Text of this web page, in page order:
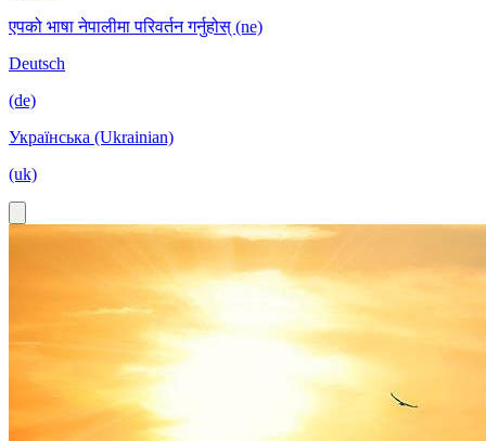
एपको भाषा नेपालीमा परिवर्तन गर्नुहोस् (ne)
Deutsch
(de)
Українська (Ukrainian)
(uk)